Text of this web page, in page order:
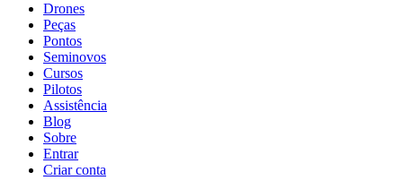
Drones
Peças
Pontos
Seminovos
Cursos
Pilotos
Assistência
Blog
Sobre
Entrar
Criar conta